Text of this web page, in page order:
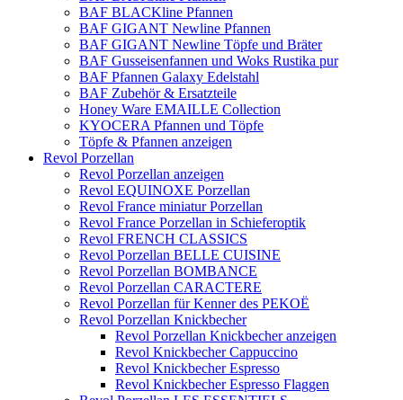
BAF BLACKline Pfannen
BAF GIGANT Newline Pfannen
BAF GIGANT Newline Töpfe und Bräter
BAF Gusseisenfannen und Woks Rustika pur
BAF Pfannen Galaxy Edelstahl
BAF Zubehör & Ersatzteile
Honey Ware EMAILLE Collection
KYOCERA Pfannen und Töpfe
Töpfe & Pfannen anzeigen
Revol Porzellan
Revol Porzellan anzeigen
Revol EQUINOXE Porzellan
Revol France miniatur Porzellan
Revol France Porzellan in Schieferoptik
Revol FRENCH CLASSICS
Revol Porzellan BELLE CUISINE
Revol Porzellan BOMBANCE
Revol Porzellan CARACTERE
Revol Porzellan für Kenner des PEKOË
Revol Porzellan Knickbecher
Revol Porzellan Knickbecher anzeigen
Revol Knickbecher Cappuccino
Revol Knickbecher Espresso
Revol Knickbecher Espresso Flaggen